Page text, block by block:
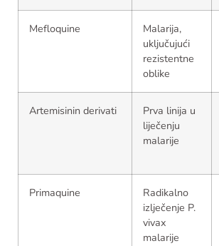
Mefloquine
Malarija,
uključujući
rezistentne
oblike
Artemisinin derivati
Prva linija u
liječenju
malarije
Primaquine
Radikalno
izlječenje P.
vivax
malarije